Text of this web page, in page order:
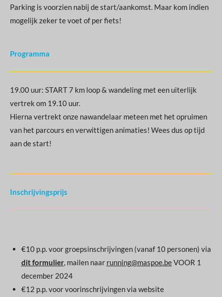
Parking is voorzien nabij de start/aankomst. Maar kom indien
mogelijk zeker te voet of per fiets!
Programma
19.00 uur: START 7 km loop & wandeling met een uiterlijk
vertrek om 19.10 uur.
Hierna vertrekt onze nawandelaar meteen met het opruimen
van het parcours en verwittigen animaties! Wees dus op tijd
aan de start!
Inschrijvingsprijs
€10 p.p. voor groepsinschrijvingen (vanaf 10 personen) via
dit formulier, mailen naar running@maspoe.beVOOR 1
december 2024
€12 p.p. voor voorinschrijvingen via website